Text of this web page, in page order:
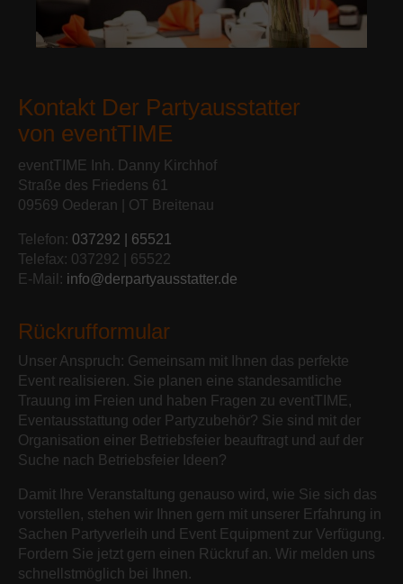
Kontakt Der Partyausstatter
von eventTIME
eventTIME Inh. Danny Kirchhof
Straße des Friedens 61
09569 Oederan | OT Breitenau
Telefon: 037292 | 65521
Telefax: 037292 | 65522
E-Mail: info@derpartyausstatter.de
Rückrufformular
Unser Anspruch: Gemeinsam mit Ihnen das perfekte
Event realisieren. Sie planen eine standesamtliche
Trauung im Freien und haben Fragen zu eventTIME,
Eventausstattung oder Partyzubehör? Sie sind mit der
Organisation einer Betriebsfeier beauftragt und auf der
Suche nach Betriebsfeier Ideen?
Damit Ihre Veranstaltung genauso wird, wie Sie sich das
vorstellen, stehen wir Ihnen gern mit unserer Erfahrung in
Sachen Partyverleih und Event Equipment zur Verfügung.
Fordern Sie jetzt gern einen Rückruf an. Wir melden uns
schnellstmöglich bei Ihnen.